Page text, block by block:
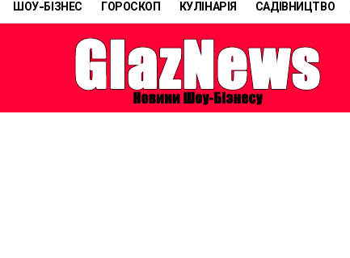
ШОУ-БІЗНЕС ГОРОСКОП КУЛІНАРІЯ САДІВНИЦТВО